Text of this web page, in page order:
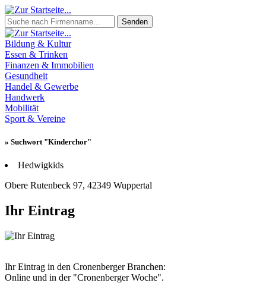
Senden
Bildung & Kultur
Essen & Trinken
Finanzen & Immobilien
Gesundheit
Handel & Gewerbe
Handwerk
Mobilität
Sport & Vereine
» Suchwort "Kinderchor"
Hedwigkids
Obere Rutenbeck 97, 42349 Wuppertal
Ihr Eintrag
Ihr Eintrag in den Cronenberger Branchen:
Online und in der "Cronenberger Woche".